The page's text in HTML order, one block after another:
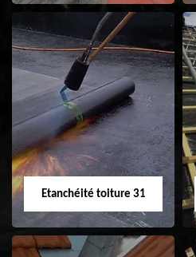
Peinture sur tuile
31
Etanchéité toiture 31